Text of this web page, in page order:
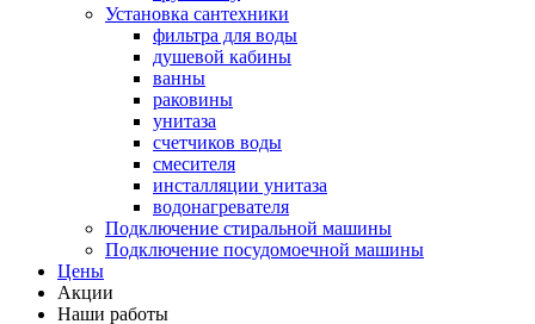
Установка сантехники
фильтра для воды
душевой кабины
ванны
раковины
унитаза
счетчиков воды
смесителя
инсталляции унитаза
водонагревателя
Подключение стиральной машины
Подключение посудомоечной машины
Цены
Акции
Наши работы